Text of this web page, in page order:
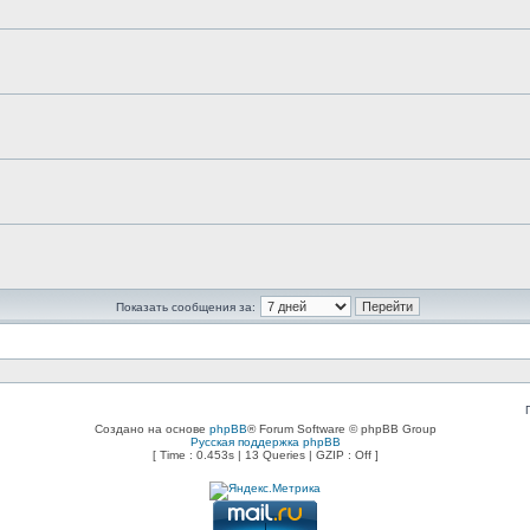
Показать сообщения за:
Создано на основе phpBB® Forum Software © phpBB Group
Русская поддержка phpBB
[ Time : 0.453s | 13 Queries | GZIP : Off ]